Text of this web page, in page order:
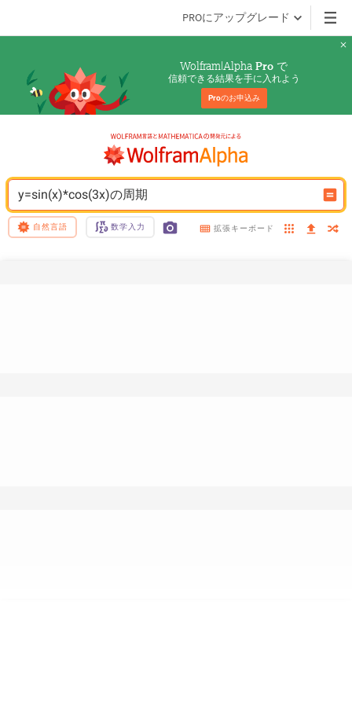
PROにアップグレード
Wolfram|Alpha Pro で
信頼できる結果を手に入れよう
Proのお申込み
y=sin(x)*cos(3x)の周期
自然言語 数学入力 拡張キーボード